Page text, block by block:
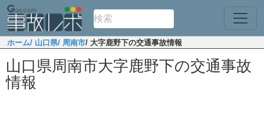
ホーム/ 山口県/ 周南市/ 大字鹿野下の交通事故情報
山口県周南市大字鹿野下の交通事故
情報